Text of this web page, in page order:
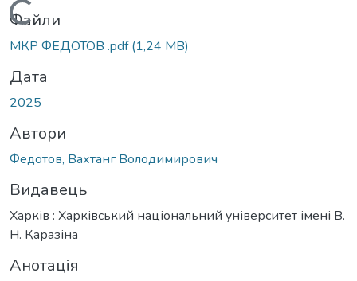
Вантажиться...
Файли
МКР ФЕДОТОВ .pdf(1,24 MB)
Дата
2025
Автори
Федотов, Вахтанг Володимирович
Видавець
Харків : Харківський національний університет імені В.
Н. Каразіна
Анотація